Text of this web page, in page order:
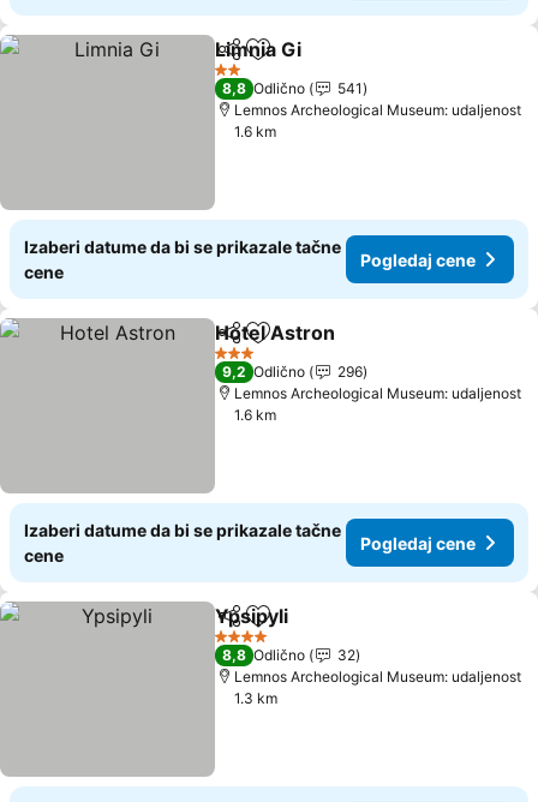
Deli Dodati u favorite
Limnia Gi
2 Zvezdice
8,8 Odlično
541
Lemnos Archeological Museum: udaljenost
1.6 km
Izaberi datume da bi se prikazale tačne
cene
Pogledaj cene
Deli Dodati u favorite
Hotel Astron
3 Zvezdice
9,2 Odlično
296
Lemnos Archeological Museum: udaljenost
1.6 km
Izaberi datume da bi se prikazale tačne
cene
Pogledaj cene
Deli Dodati u favorite
Ypsipyli
4 Zvezdice
8,8 Odlično
32
Lemnos Archeological Museum: udaljenost
1.3 km